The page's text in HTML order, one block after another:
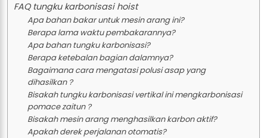
FAQ tungku karbonisasi hoist
Apa bahan bakar untuk mesin arang ini?
Berapa lama waktu pembakarannya?
Apa bahan tungku karbonisasi?
Berapa ketebalan bagian dalamnya?
Bagaimana cara mengatasi polusi asap yang
dihasilkan？
Bisakah tungku karbonisasi vertikal ini mengkarbonisasi
pomace zaitun？
Bisakah mesin arang menghasilkan karbon aktif?
Apakah derek perjalanan otomatis?